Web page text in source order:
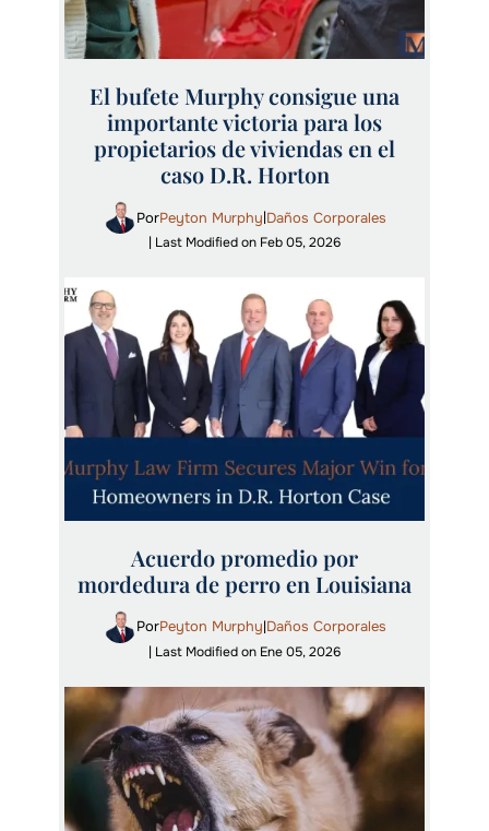
El bufete Murphy consigue una
importante victoria para los
propietarios de viviendas en el
caso D.R. Horton
PorPeyton Murphy|Daños Corporales
| Last Modified on Feb 05, 2026
Acuerdo promedio por
mordedura de perro en Louisiana
PorPeyton Murphy|Daños Corporales
| Last Modified on Ene 05, 2026